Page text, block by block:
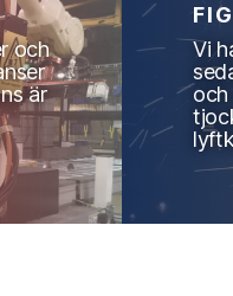
och
är
Vi
och